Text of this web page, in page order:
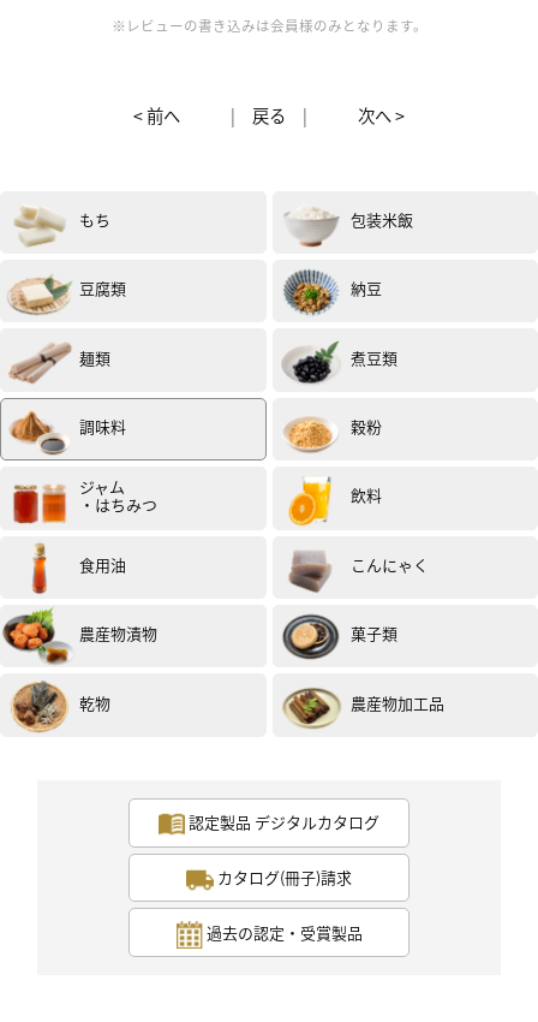
※レビューの書き込みは会員様のみとなります。
< 前へ | 戻る | 次へ >
もち 包装米飯
豆腐類 納豆
麺類 煮豆類
調味料 穀粉
ジャム
・はちみつ 飲料
食用油 こんにゃく
農産物漬物 菓子類
乾物 農産物加工品
認定製品 デジタルカタログ
カタログ(冊子)請求
過去の認定・受賞製品